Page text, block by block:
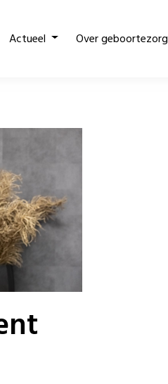
Actueel Over geboortezorg